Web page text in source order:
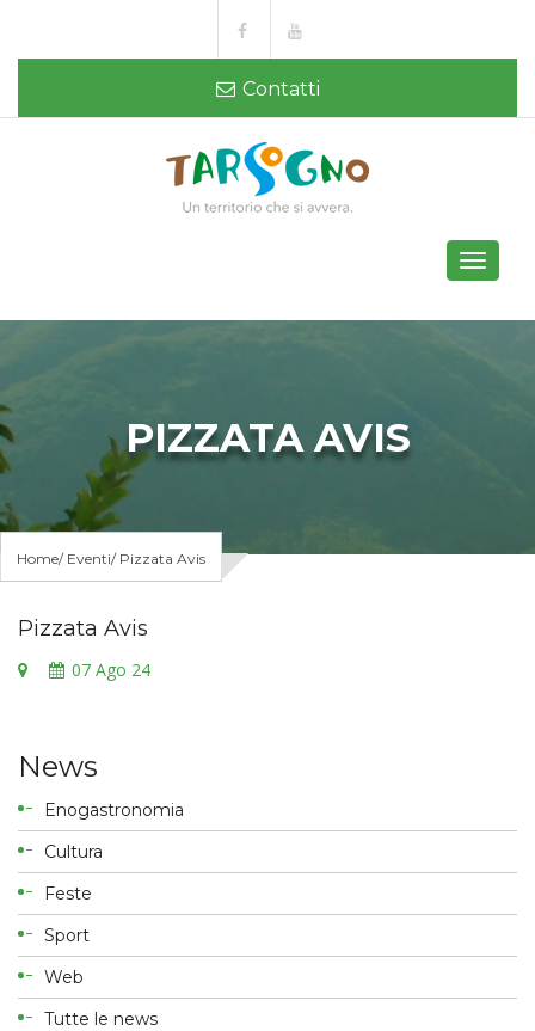
Contatti
Toggle
PIZZATA AVIS
Home Eventi Pizzata Avis
Pizzata Avis
07 Ago 24
News
Enogastronomia
Cultura
Feste
Sport
Web
Tutte le news